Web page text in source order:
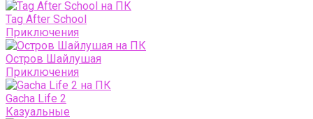
Tag After School
Приключения
Остров Шайлушая
Приключения
Gacha Life 2
Казуальные